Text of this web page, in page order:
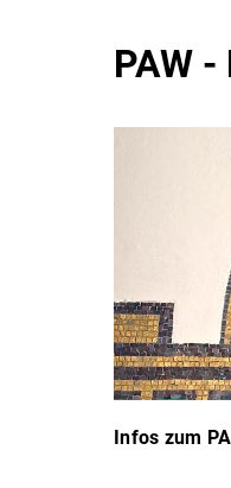
PAW
Infos zum